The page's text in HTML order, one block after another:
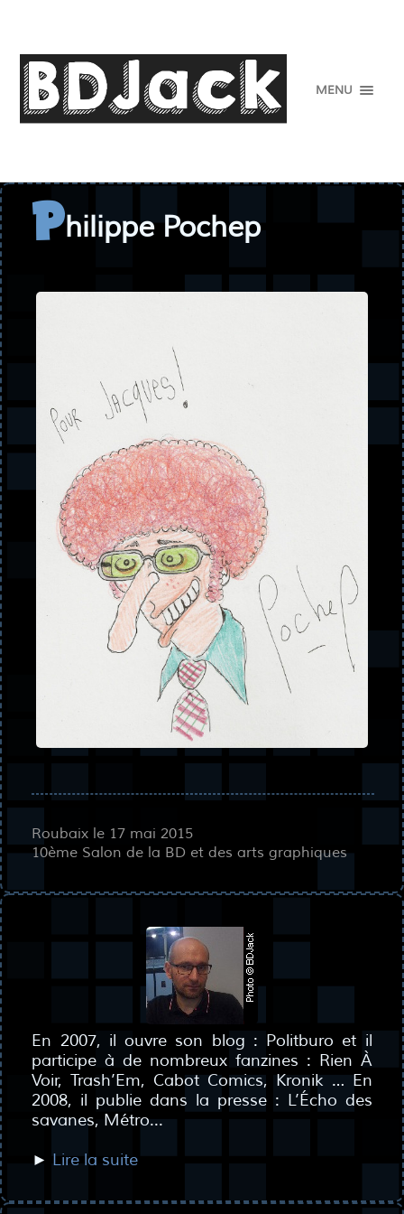
MENU
Philippe Pochep
Roubaix le 17 mai 2015
10ème Salon de la BD et des arts graphiques
En 2007, il ouvre son blog : Politburo et il
participe à de nombreux fanzines : Rien À
Voir, Trash’Em, Cabot Comics, Kronik … En
2008, il publie dans la presse : L’Écho des
savanes, Métro...
► Lire la suite